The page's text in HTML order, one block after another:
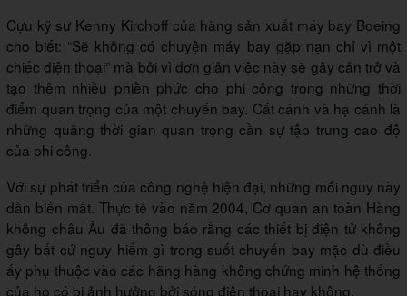
Cựu kỹ sư Kenny Kirchoff của hãng sản xuất máy bay Boeing
cho biết: “Sẽ không có chuyện máy bay gặp nạn chỉ vì một
chiếc điện thoại” mà bởi vì đơn giản việc này sẽ gây cản trở và
tạo thêm nhiều phiền phức cho phi công trong những thời
điểm quan trọng của một chuyến bay. Cất cánh và hạ cánh là
những quãng thời gian quan trọng cần sự tập trung cao độ
của phi công.
Với sự phát triển của công nghệ hiện đại, những mối nguy này
dần biến mất. Thực tế vào năm 2004, Cơ quan an toàn Hàng
không châu Âu đã thông báo rằng các thiết bị điện tử không
gây bất cứ nguy hiểm gì trong suốt chuyến bay mặc dù điều
ấy phụ thuộc vào các hãng hàng không chứng minh hệ thống
của họ có bị ảnh hưởng bởi sóng điện thoại hay không.